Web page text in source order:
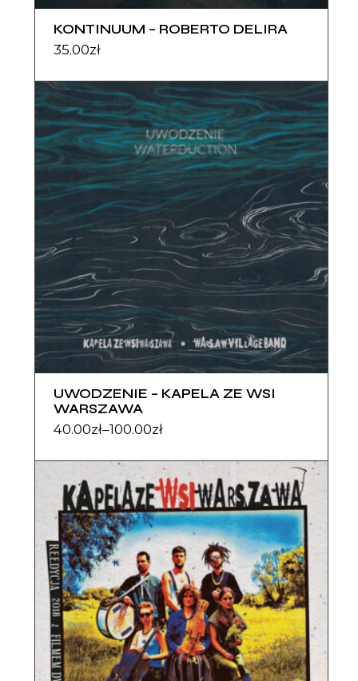
KONTINUUM – ROBERTO DELIRA
35.00zł
UWODZENIE – KAPELA ZE WSI
WARSZAWA
40.00zł–100.00zł